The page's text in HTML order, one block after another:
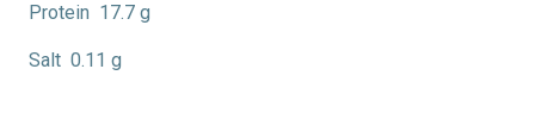
Protein 17.7 g
Salt 0.11 g